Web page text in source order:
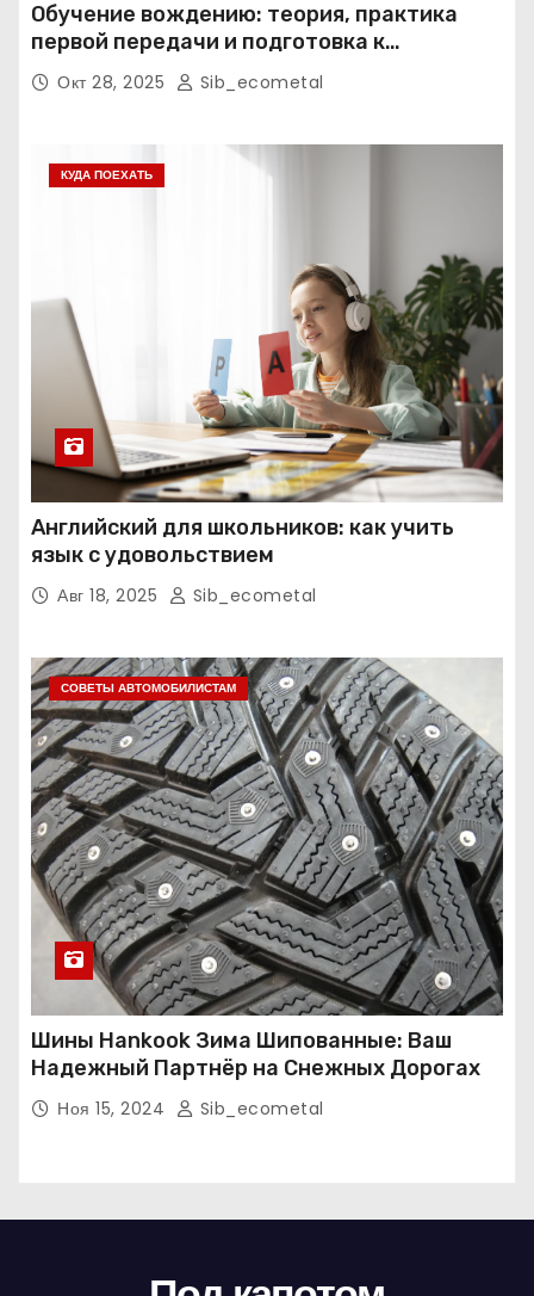
Обучение вождению: теория, практика
первой передачи и подготовка к
экзаменам
Окт 28, 2025 Sib_ecometal
КУДА ПОЕХАТЬ
Английский для школьников: как учить
язык с удовольствием
Авг 18, 2025 Sib_ecometal
СОВЕТЫ АВТОМОБИЛИСТАМ
Шины Hankook Зима Шипованные: Ваш
Надежный Партнёр на Снежных Дорогах
Ноя 15, 2024 Sib_ecometal